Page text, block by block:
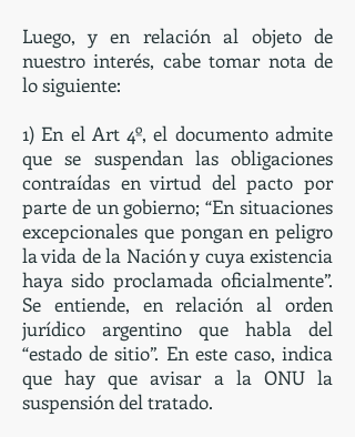
Luego, y en relación al objeto de
nuestro interés, cabe tomar nota de
lo siguiente:
1) En el Art 4º, el documento admite
que se suspendan las obligaciones
contraídas en virtud del pacto por
parte de un gobierno; “En situaciones
excepcionales que pongan en peligro
la vida de la Nación y cuya existencia
haya sido proclamada oficialmente”.
Se entiende, en relación al orden
jurídico argentino que habla del
“estado de sitio”. En este caso, indica
que hay que avisar a la ONU la
suspensión del tratado.